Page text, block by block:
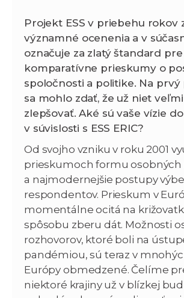
Projekt ESS v priebehu rokov
významné ocenenia a v
označuje za zlatý štandard pre
komparatívne prieskumy o
spoločnosti a politike. Na
sa mohlo zdať, že už niet
zlepšovať. Aké sú vaše vízie
v súvislosti s ESS ERIC?
Od svojho vzniku v roku 2001
prieskumoch formu osobných
a najmodernejšie postupy
respondentov. Prieskum v
momentálne ocitá na
spôsobu zberu dát. Možnosti
rozhovorov, ktoré boli na
pandémiou, sú teraz v
Európy obmedzené. Čelíme
niektoré krajiny už v blízkej